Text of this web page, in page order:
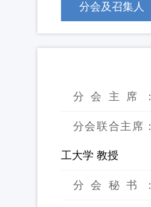
分会及召集人
分会主席：
分会联合主席：
工大学 教授
分会秘书：